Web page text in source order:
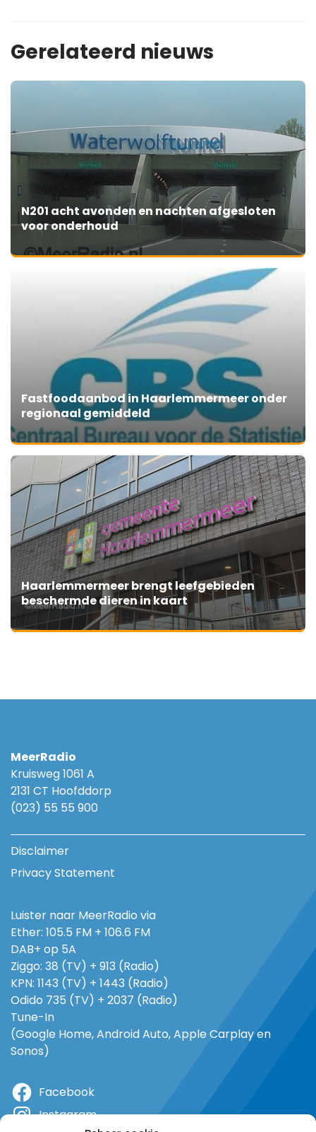
Gerelateerd nieuws
N201 acht avonden en nachten afgesloten
voor onderhoud
Fastfoodaanbod in Haarlemmermeer onder
regionaal gemiddeld
Haarlemmermeer brengt leefgebieden
beschermde dieren in kaart
MeerRadio
Kruisweg 1061 A
2131 CT Hoofddorp
(023) 55 55 900
Disclaimer
Privacy Statement
Luister naar MeerRadio via
Ether: 105.5 FM + 106.6 FM
DAB+ op 5A
Ziggo: 38 (TV) + 913 (Radio)
KPN: 1143 (TV) + 1443 (Radio)
Odido 735 (TV) + 2037 (Radio)
Tune-In
(Google Home, Android Auto, Apple Carplay en
Sonos)
Facebook
Instagram